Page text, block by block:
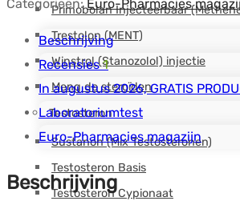
Primobolan Injecteerbaar
Trestolon (MENT)
Winstrol (Stanozolol) injectie
Meng de steroïden
Testosteron
Sustanon (Mix Testosteronen)
Testosteron Basis
Testosteron Cypionaat
500
2mg
-
Euro
Pharmacies
hoeveelheid
Categorieën:Euro-Pharmacies
Beschrijving
Recensies1
In augustus 2026, GRATIS
Laboratoriumtest
Euro-Pharmacies magazijn
Beschrijving